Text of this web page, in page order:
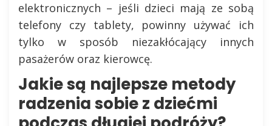
elektronicznych – jeśli dzieci mają ze sobą
telefony czy tablety, powinny używać ich
tylko w sposób niezakłócający innych
pasażerów oraz kierowcę.
Jakie są najlepsze metody
radzenia sobie z dziećmi